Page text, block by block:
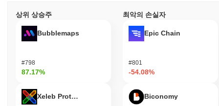
를 증진하고 퇴직 계획 및 재정적 안전을 중심으로 활기찬 커뮤니
퇴직 토큰은 여전히 활동적이거나 관련성이 있나요?
입니다. 2023년 9월 현재, 프로젝트는 생태계를 향상시키기 위한
새로운 거버넌스 제안을 발표했으며, 이는 지속적인 개발과 커뮤니
있으며, 중간 거래량으로 일관된 시장 존재감을 유지하고 있어 암
호화폐 공간에서의 관련성을 반영합니다. 또한, 퇴직 토큰은 다양
상위 상승주
Bubblemaps
#798
87.17%
Xeleb Protocol
최악의 손실자
Epic Chain
#801
-54.08%
Biconomy